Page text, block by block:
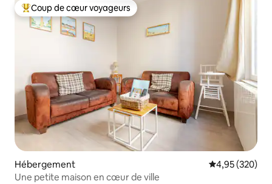
Coups de cœur voyageurs les plus appréciés
Coup de cœur voyageurs
Hébergement Évaluation
4,95 (320)
Une petite maison en cœur de ville